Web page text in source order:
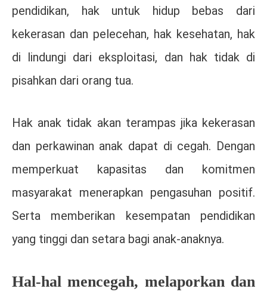
pendidikan, hak untuk hidup bebas dari
kekerasan dan pelecehan, hak kesehatan, hak
di lindungi dari eksploitasi, dan hak tidak di
pisahkan dari orang tua.
Hak anak tidak akan terampas jika kekerasan
dan perkawinan anak dapat di cegah. Dengan
memperkuat kapasitas dan komitmen
masyarakat menerapkan pengasuhan positif.
Serta memberikan kesempatan pendidikan
yang tinggi dan setara bagi anak-anaknya.
Hal-hal mencegah, melaporkan dan